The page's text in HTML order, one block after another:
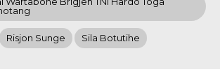
Risjon Sunge Sila Botutihe